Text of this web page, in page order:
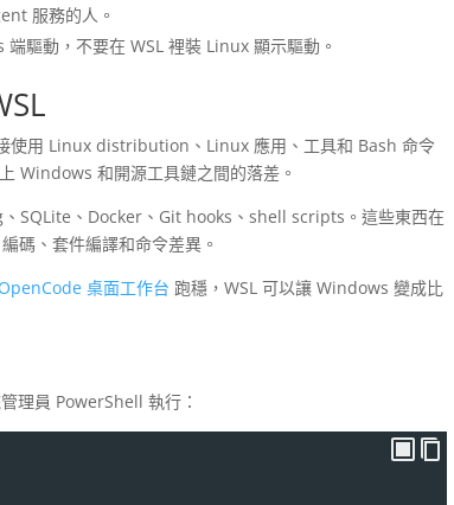
服務的人。
驅動，不要在 WSL 裡裝 Linux 顯示驅動。
使用 Linux distribution、Linux 應用、工具和 Bash 命令
Windows 和開源工具鏈之間的落差。
SQLite、Docker、Git hooks、shell scripts。這些東西在
碼、套件編譯和命令差異。
桌面工作台 跑穩，WSL 可以讓 Windows 變成比
理員 PowerShell 執行：